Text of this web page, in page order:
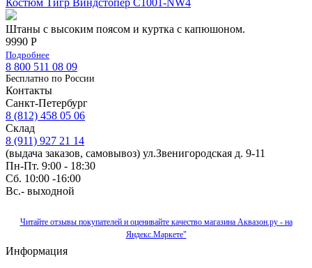
Костюм Тигр Виндстопер C1001-NW4
Штаны с высоким поясом и куртка с капюшоном.
9990 Р
Подробнее
8 800 511 08 09
Бесплатно по Роcсии
Контакты
Санкт-Петербург
8 (812) 458 05 06
Склад
8 (911) 927 21 14
(выдача заказов, самовывоз) ул.Звенигородская д. 9-11
Пн-Пт. 9:00 - 18:30
Сб. 10:00 -16:00
Вс.- выходной
Читайте отзывы покупателей и оценивайте качество магазина Аквазон.ру - на
Яндекс.Маркете"
Информация